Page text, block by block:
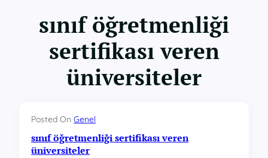
sınıf öğretmenliği
sertifikası veren
üniversiteler
Posted On Genel
sınıf öğretmenliği sertifikası veren
üniversiteler